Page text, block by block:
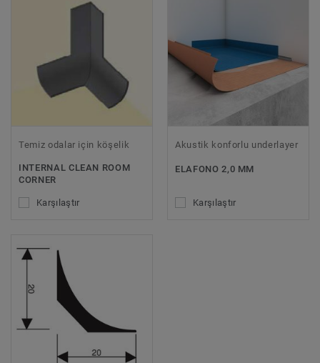
Temiz odalar için köşelik
INTERNAL CLEAN ROOM
CORNER
Karşılaştır
Akustik konforlu underlayer
ELAFONO 2,0 MM
Karşılaştır